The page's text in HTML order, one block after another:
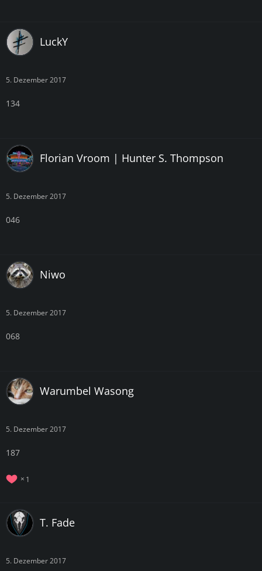
LuckY
5. Dezember 2017
134
Florian Vroom | Hunter S. Thompson
5. Dezember 2017
046
Niwo
5. Dezember 2017
068
Warumbel Wasong
5. Dezember 2017
187
1
T. Fade
5. Dezember 2017